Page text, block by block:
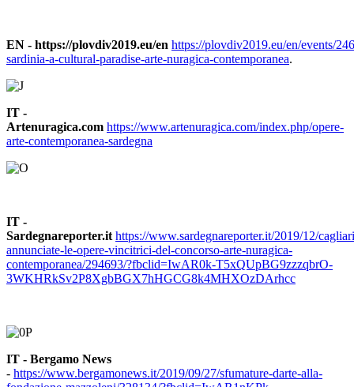
EN - https://plovdiv2019.eu/en https://plovdiv2019.eu/en/events/
sardinia-a-cultural-paradise-arte-nuragica-contemporanea.
IT -
Artenuragica.com https://www.artenuragica.com/index.php/opere-
arte-contemporanea-sardegna
IT -
Sardegnareporter.it https://www.sardegnareporter.it/2019/12/
annunciate-le-opere-vincitrici-del-concorso-arte-nuragica-
contemporanea/294693/?fbclid=IwAR0k-T5xQUpBG9zzzqbrO-
3WKHRkSv2P8XgbBGX7hHGCG8k4MHXOzDArhcc
IT - Bergamo News
- https://www.bergamonews.it/2019/09/27/sfumature-darte-alla-